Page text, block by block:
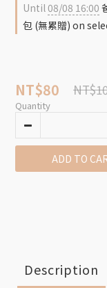
Until08/08 16:00
包 (無累贈) on
NT$80
Quantity
ADD TO
Description